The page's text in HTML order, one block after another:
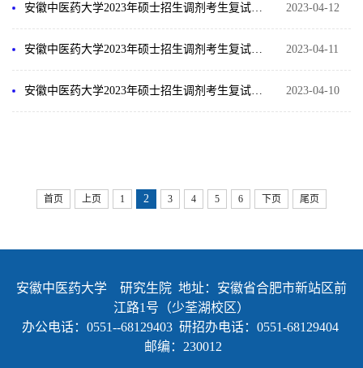
2023-04-12
2023-04-11
2023-04-10
首页 上页 1 2 3 4 5 6 下页 尾页
安徽中医药大学 研究生院 地址：安徽省合肥市新站区前
江路1号（少荃湖校区）
办公电话：0551--68129403 研招办电话：0551-68129404
邮编：230012